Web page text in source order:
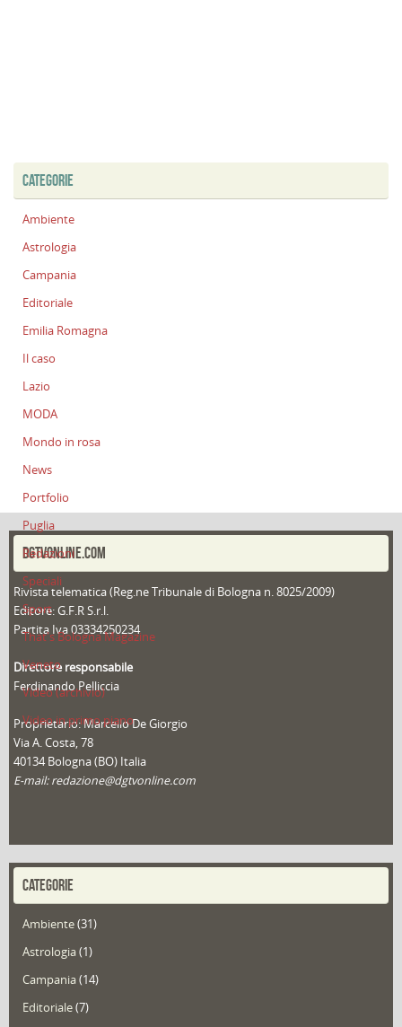
CATEGORIE
Ambiente
Astrologia
Campania
Editoriale
Emilia Romagna
Il caso
Lazio
MODA
Mondo in rosa
News
Portfolio
Puglia
Redazioni
Speciali
Sport
That's Bologna Magazine
Veneto
Video (archivio)
Video in primo piano
DGTVONLINE.COM
Rivista telematica (Reg.ne Tribunale di Bologna n. 8025/2009)
Editore: G.F.R S.r.l.
Partita Iva 03334250234
Direttore responsabile
Ferdinando Pelliccia
Proprietario: Marcello De Giorgio
Via A. Costa, 78
40134 Bologna (BO) Italia
E-mail: redazione@dgtvonline.com
CATEGORIE
Ambiente(31)
Astrologia(1)
Campania(14)
Editoriale(7)